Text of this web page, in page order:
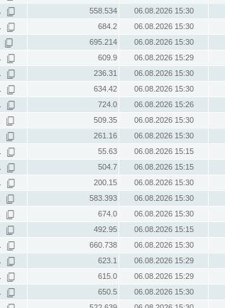
558.534
06.08.2026 15:30
684.2
06.08.2026 15:30
695.214
06.08.2026 15:30
609.9
06.08.2026 15:29
236.31
06.08.2026 15:30
634.42
06.08.2026 15:30
724.0
06.08.2026 15:26
509.35
06.08.2026 15:30
261.16
06.08.2026 15:30
55.63
06.08.2026 15:15
504.7
06.08.2026 15:15
200.15
06.08.2026 15:30
583.393
06.08.2026 15:30
674.0
06.08.2026 15:30
492.95
06.08.2026 15:15
660.738
06.08.2026 15:30
623.1
06.08.2026 15:29
615.0
06.08.2026 15:29
650.5
06.08.2026 15:30